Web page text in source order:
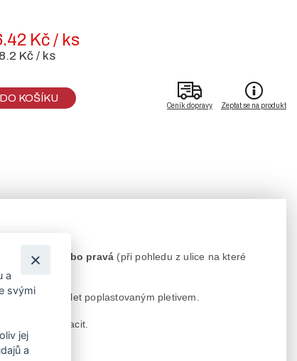
Kč / ks
Kč / ks
DO KOŠÍKU
Ceník dopravy Zeptat se na produkt
levá, nebo pravá (při pohledu z ulice na které
zámek
. Výplet poplastovaným pletivem.
7016 - antracit.
a
svými
jej
a